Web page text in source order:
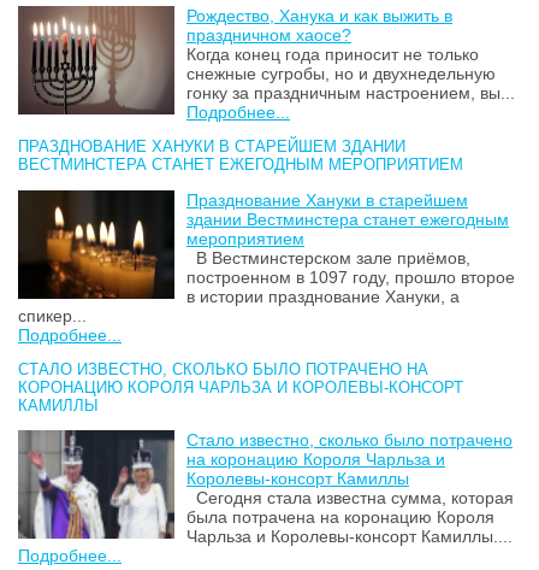
Рождество, Ханука и как выжить в
праздничном хаосе?
Когда конец года приносит не только
снежные сугробы, но и двухнедельную
гонку за праздничным настроением, вы...
Подробнее...
ПРАЗДНОВАНИЕ ХАНУКИ В СТАРЕЙШЕМ ЗДАНИИ
ВЕСТМИНСТЕРА СТАНЕТ ЕЖЕГОДНЫМ МЕРОПРИЯТИЕМ
Празднование Хануки в старейшем
здании Вестминстера станет ежегодным
мероприятием
В Вестминстерском зале приёмов,
построенном в 1097 году, прошло второе
в истории празднование Хануки, а
спикер...
Подробнее...
СТАЛО ИЗВЕСТНО, СКОЛЬКО БЫЛО ПОТРАЧЕНО НА
КОРОНАЦИЮ КОРОЛЯ ЧАРЛЬЗА И КОРОЛЕВЫ-КОНСОРТ
КАМИЛЛЫ
Стало известно, сколько было потрачено
на коронацию Короля Чарльза и
Королевы-консорт Камиллы
Сегодня стала известна сумма, которая
была потрачена на коронацию Короля
Чарльза и Королевы-консорт Камиллы....
Подробнее...